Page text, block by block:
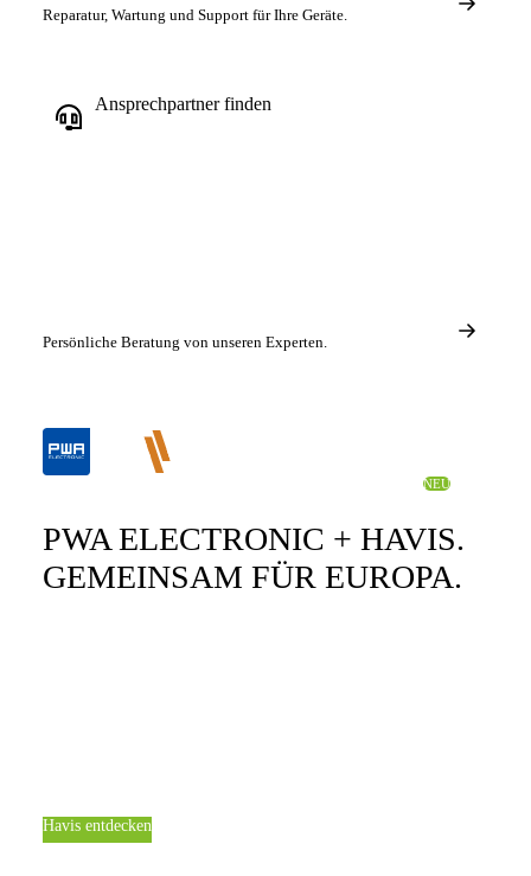
Reparatur, Wartung und Support für Ihre Geräte.
Ansprechpartner finden
Persönliche Beratung von unseren Experten.
STRATEGISCHE PARTNERSCHAFT • 15. APRIL 2026NEU
PWA ELECTRONIC + HAVIS.
GEMEINSAM FÜR EUROPA.
Havis entdecken